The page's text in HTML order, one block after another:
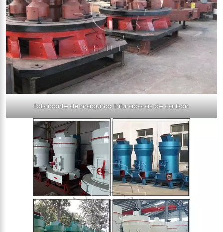
fabricante de maquinas trituradoras de carbon